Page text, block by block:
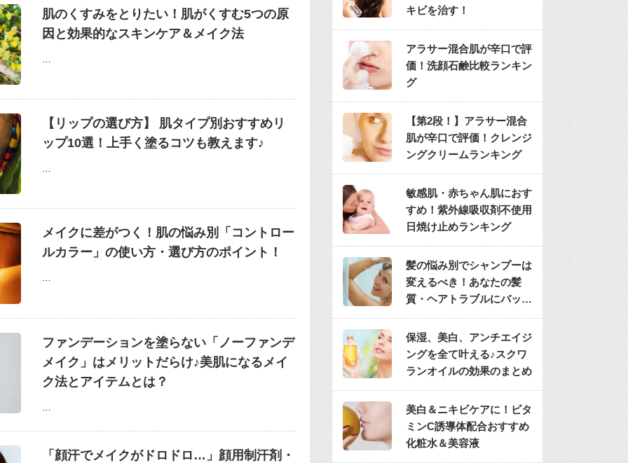
肌のくすみをとりたい！肌がくすむ5つの原
因と効果的なスキンケア＆メイク法
【リップの選び方】 肌タイプ別おすすめリ
ップ10選！上手く塗るコツも教えます♪
メイクに差がつく！肌の悩み別「コントロー
ルカラー」の使い方・選び方のポイント！
…
ファンデーションを塗らない「ノーファンデ
メイク」はメリットだらけ♪美肌になるメイ
ク法とアイテムとは？
「顔汗でメイクがドロドロ…」顔用制汗剤・
キビを治す！
アラサー混合肌が辛口で評
価！洗顔石鹸比較ランキン
グ
【第2段！】アラサー混合
肌が辛口で評価！クレンジ
ングクリームランキング
敏感肌・赤ちゃん肌におす
すめ！紫外線吸収剤不使用
日焼け止めランキング
髪の悩み別でシャンプーは
変えるべき！あなたの髪
質・ヘアトラブルにバッチ
リのシャンプーは？
保湿、美白、アンチエイジ
ングを全て叶える♪スクワ
ランオイルの効果のまとめ
美白＆ニキビケアに！ビタ
ミンC誘導体配合おすすめ
化粧水＆美容液